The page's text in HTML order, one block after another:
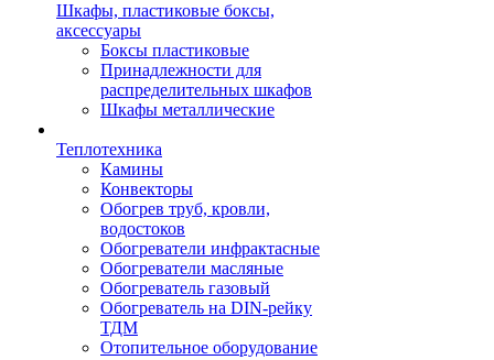
Шкафы, пластиковые боксы,
аксессуары
Боксы пластиковые
Принадлежности для
распределительных шкафов
Шкафы металлические
Теплотехника
Камины
Конвекторы
Обогрев труб, кровли,
водостоков
Обогреватели инфрактасные
Обогреватели масляные
Обогреватель газовый
Обогреватель на DIN-рейку
ТДМ
Отопительное оборудование